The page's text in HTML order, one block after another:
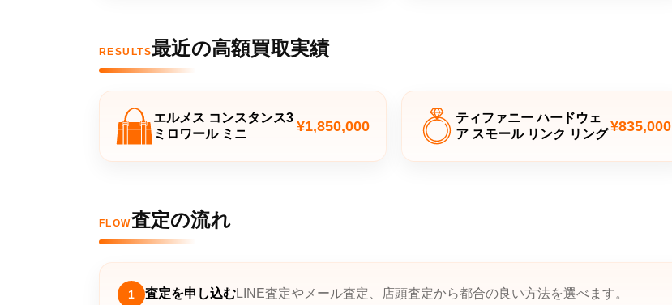
RESULTS最近の高額買取実績
エルメス コンスタンス3
ミロワール ミニ
¥1,850,000
ティファニー ハードウェ
ア スモール リンク リング ¥835,000
FLOW査定の流れ
1 査定を申し込むLINE査定やメール査定、店頭査定から都合の良い方法を選べます。